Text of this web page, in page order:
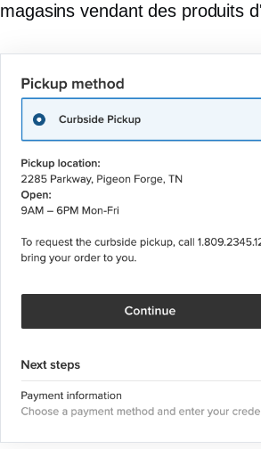
magasins vendant des produits